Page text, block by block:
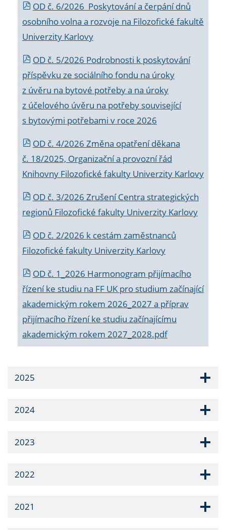
OD č. 6/2026 Poskytování a čerpání dnů
osobního volna a rozvoje na Filozofické fakultě
Univerzity Karlovy
OD č. 5/2026 Podrobnosti k poskytování
příspěvku ze sociálního fondu na úroky
z úvěru na bytové potřeby a na úroky
z účelového úvěru na potřeby související
s bytovými potřebami v roce 2026
OD č. 4/2026 Změna opatření děkana
č. 18/2025, Organizační a provozní řád
Knihovny Filozofické fakulty Univerzity Karlovy
OD č. 3/2026 Zrušení Centra strategických
regionů Filozofické fakulty Univerzity Karlovy
OD č. 2/2026 k cestám zaměstnanců
Filozofické fakulty Univerzity Karlovy
OD č. 1_2026 Harmonogram přijímacího
řízení ke studiu na FF UK pro studium začínající
akademickým rokem 2026_2027 a příprav
přijímacího řízení ke studiu začínajícímu
akademickým rokem 2027_2028.pdf
2025
2024
2023
2022
2021